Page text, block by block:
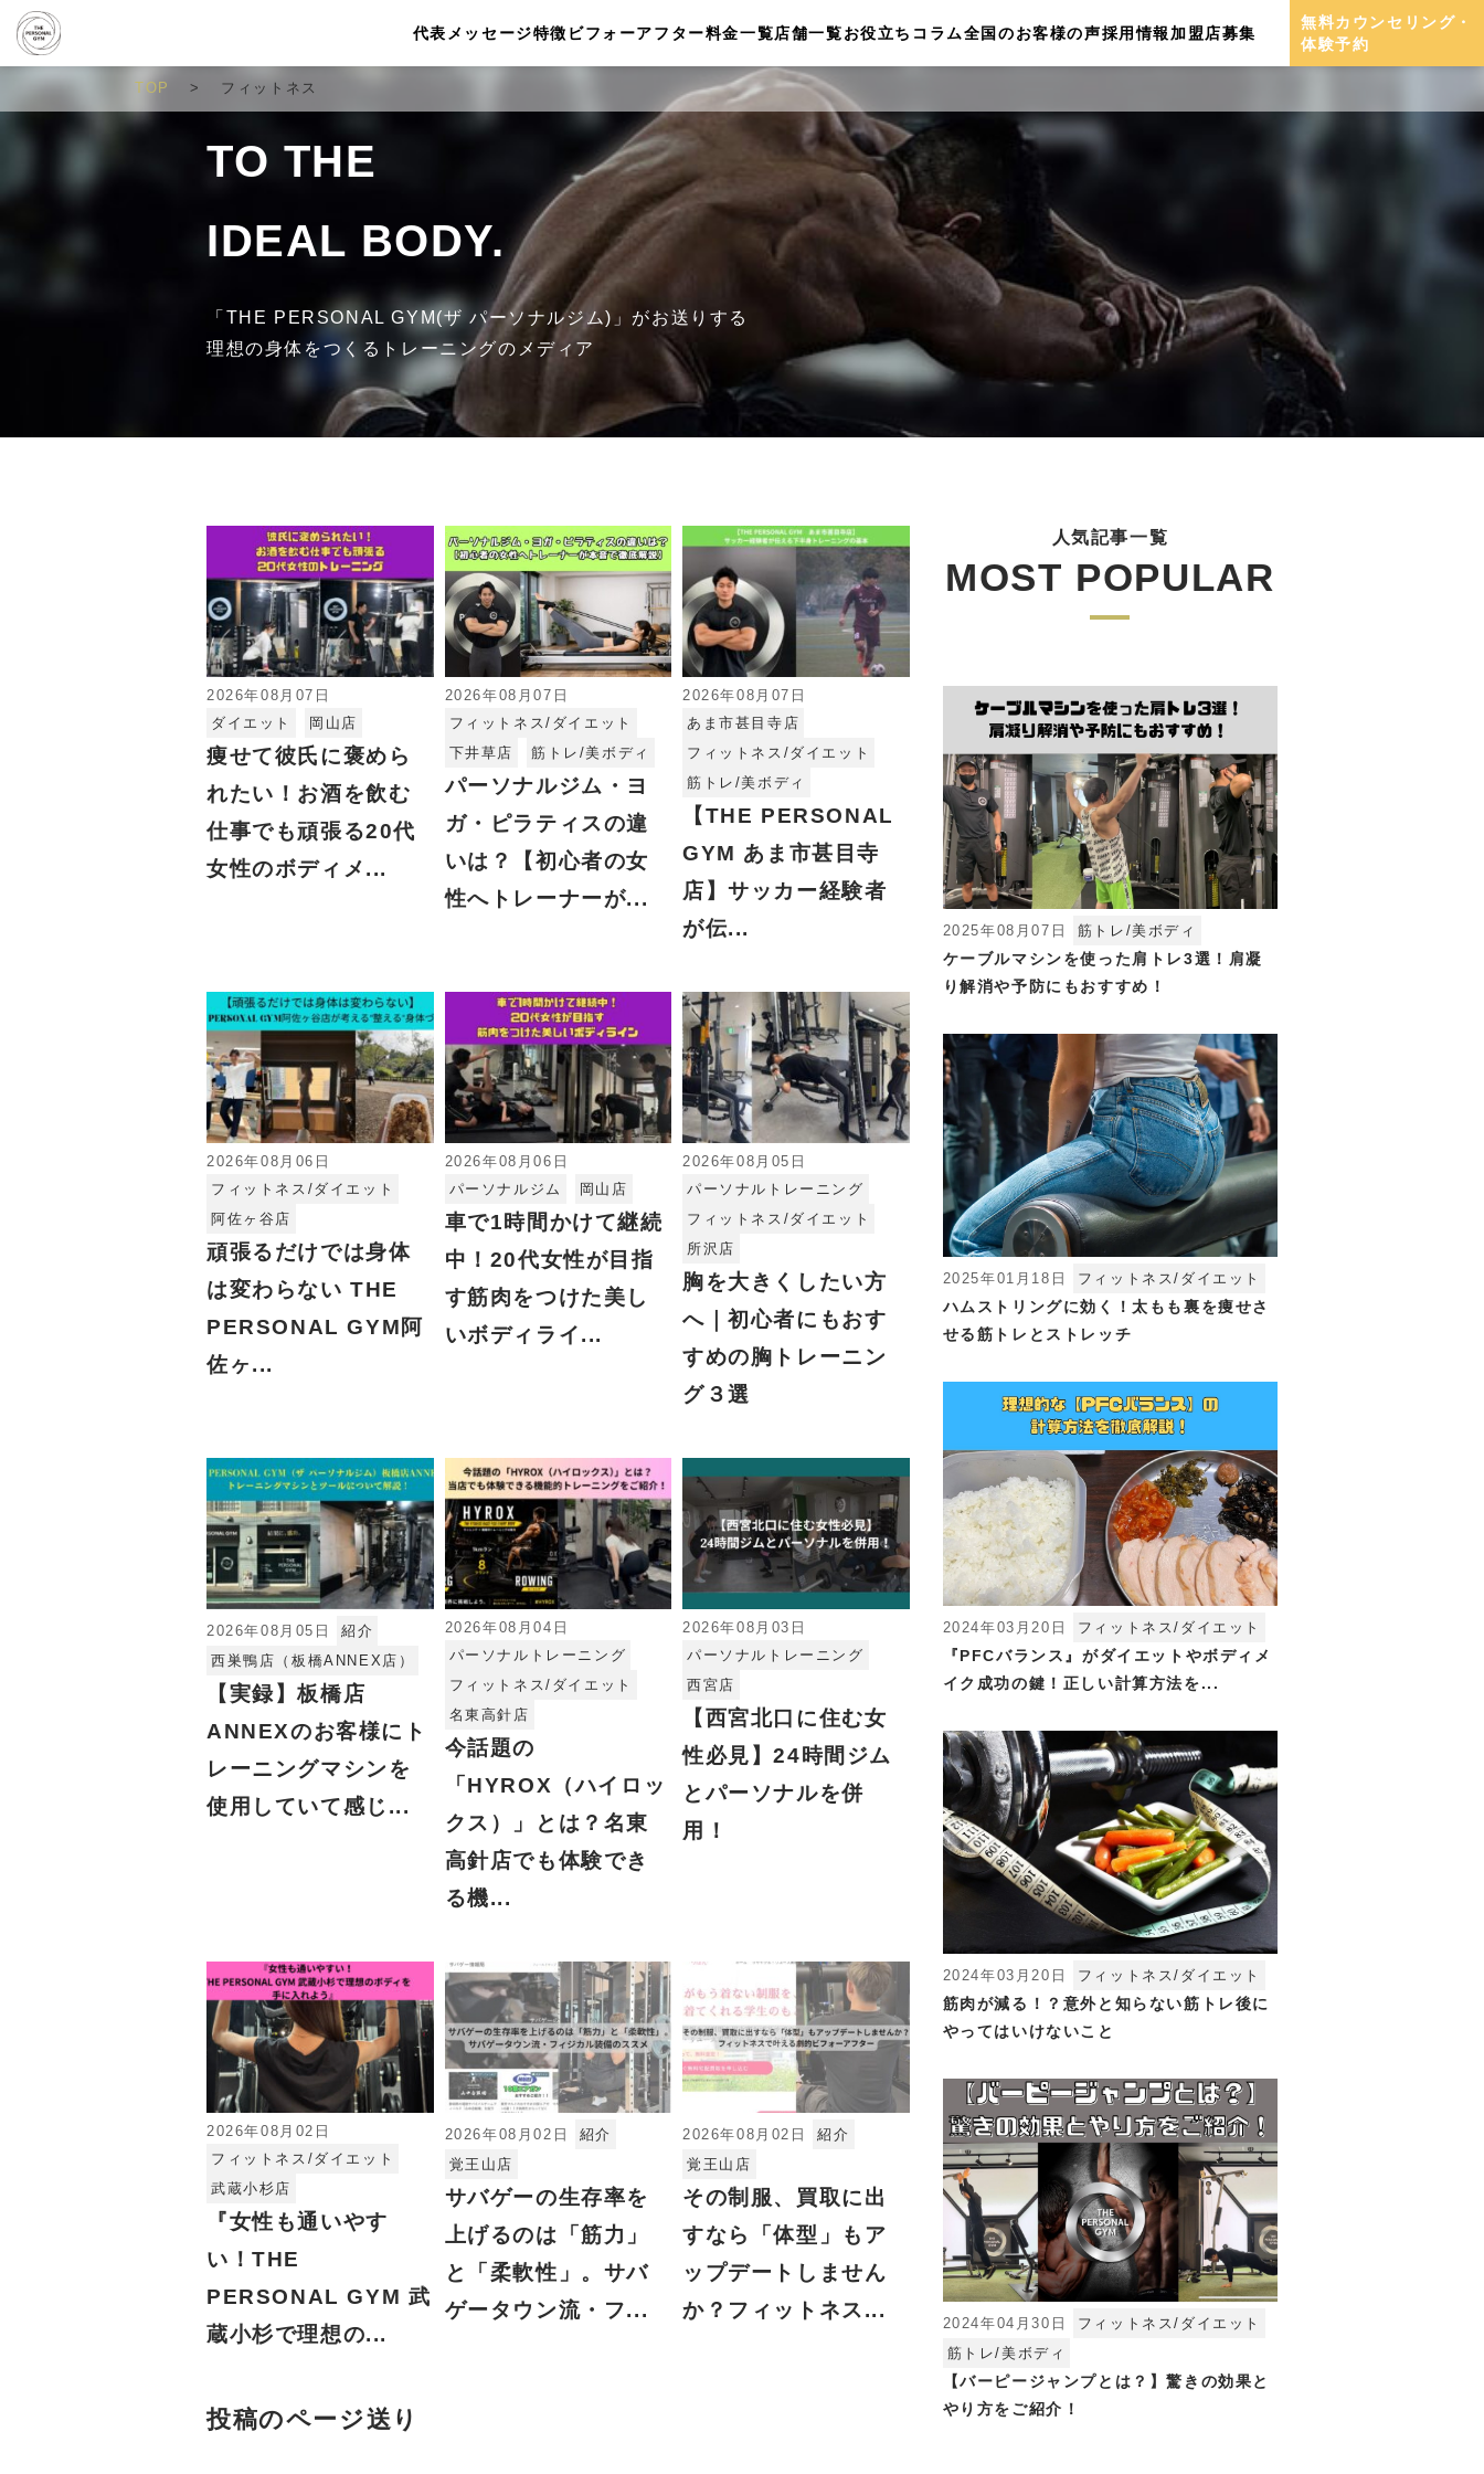
代表メッセージ特徴 ビフォーアフター料金一覧店舗一覧お役立ちコラム全国のお客様の声採用情報 加盟店募集
無料カウンセリング・
体験予約
TOP フィットネス
TO THE
IDEAL BODY.
「THE PERSONAL GYM(ザ パーソナルジム)」がお送りする
理想の身体をつくるトレーニングのメディア
2026年08月07日
ダイエット
岡山店
痩せて彼氏に褒めら
れたい！お酒を飲む
仕事でも頑張る20代
女性のボディメ...
2026年08月07日
フィットネス/ダイエット
下井草店
筋トレ/美ボディ
パーソナルジム・ヨ
ガ・ピラティスの違
いは？【初心者の女
性へトレーナーが...
2026年08月07日
あま市甚目寺店
フィットネス/ダイエット
筋トレ/美ボディ
【THE PERSONAL
GYM あま市甚目寺
店】サッカー経験者
が伝...
2026年08月06日
フィットネス/ダイエット
阿佐ヶ谷店
頑張るだけでは身体
は変わらない THE
PERSONAL GYM阿
佐ヶ...
2026年08月06日
パーソナルジム
岡山店
車で1時間かけて継続
中！20代女性が目指
す筋肉をつけた美し
いボディライ...
2026年08月05日
パーソナルトレーニング
フィットネス/ダイエット
所沢店
胸を大きくしたい方
へ｜初心者にもおす
すめの胸トレーニン
グ３選
2026年08月05日
紹介
西巣鴨店（板橋ANNEX店）
【実録】板橋店
ANNEXのお客様にト
レーニングマシンを
使用していて感じ...
2026年08月04日
パーソナルトレーニング
フィットネス/ダイエット
名東高針店
今話題の
「HYROX（ハイロッ
クス）」とは？名東
高針店でも体験でき
る機...
2026年08月03日
パーソナルトレーニング
西宮店
【西宮北口に住む女
性必見】24時間ジム
とパーソナルを併
用！
2026年08月02日
フィットネス/ダイエット
武蔵小杉店
『女性も通いやす
い！THE
PERSONAL GYM 武
蔵小杉で理想の...
2026年08月02日
紹介
覚王山店
サバゲーの生存率を
上げるのは「筋力」
と「柔軟性」。サバ
ゲータウン流・フ...
2026年08月02日
紹介
覚王山店
その制服、買取に出
すなら「体型」もア
ップデートしません
か？フィットネス...
投稿のページ送り
人気記事一覧
MOST POPULAR
2025年08月07日 筋トレ/美ボディ
ケーブルマシンを使った肩トレ3選！肩凝
り解消や予防にもおすすめ！
2025年01月18日 フィットネス/ダイエット
ハムストリングに効く！太もも裏を痩せさ
せる筋トレとストレッチ
2024年03月20日 フィットネス/ダイエット
『PFCバランス』がダイエットやボディメ
イク成功の鍵！正しい計算方法を...
2024年03月20日 フィットネス/ダイエット
筋肉が減る！？意外と知らない筋トレ後に
やってはいけないこと
2024年04月30日
フィットネス/ダイエット
筋トレ/美ボディ
【バーピージャンプとは？】驚きの効果と
やり方をご紹介！